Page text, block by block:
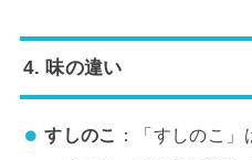
4. 味の違い
すしのこ
：「すしのこ